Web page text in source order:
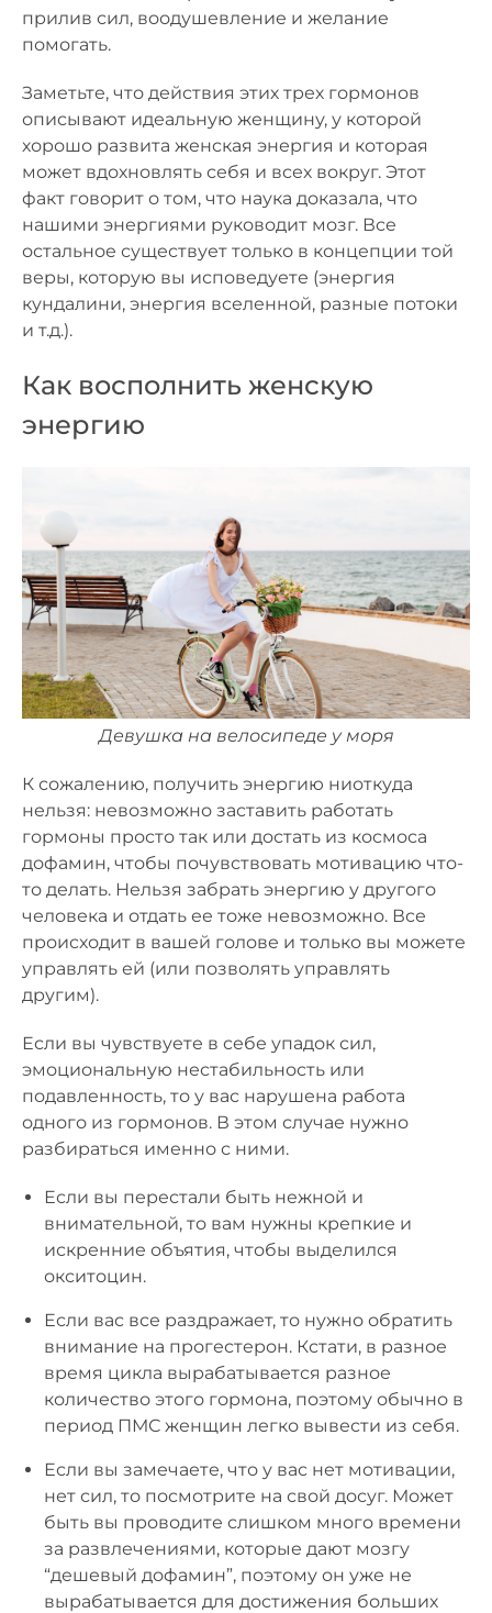
прилив сил, воодушевление и желание
помогать.
Заметьте, что действия этих трех гормонов
описывают идеальную женщину, у которой
хорошо развита женская энергия и которая
может вдохновлять себя и всех вокруг. Этот
факт говорит о том, что наука доказала, что
нашими энергиями руководит мозг. Все
остальное существует только в концепции той
веры, которую вы исповедуете (энергия
кундалини, энергия вселенной, разные потоки
и т.д.).⠀
Как восполнить женскую
энергию
Девушка на велосипеде у моря
К сожалению, получить энергию ниоткуда
нельзя: невозможно заставить работать
гормоны просто так или достать из космоса
дофамин, чтобы почувствовать мотивацию что-
то делать. Нельзя забрать энергию у другого
человека и отдать ее тоже невозможно. Все
происходит в вашей голове и только вы можете
управлять ей (или позволять управлять
другим).
Если вы чувствуете в себе упадок сил,
эмоциональную нестабильность или
подавленность, то у вас нарушена работа
одного из гормонов. В этом случае нужно
разбираться именно с ними.
Если вы перестали быть нежной и
внимательной, то вам нужны крепкие и
искренние объятия, чтобы выделился
окситоцин.
Если вас все раздражает, то нужно обратить
внимание на прогестерон. Кстати, в разное
время цикла вырабатывается разное
количество этого гормона, поэтому обычно в
период ПМС женщин легко вывести из себя.
Если вы замечаете, что у вас нет мотивации,
нет сил, то посмотрите на свой досуг. Может
быть вы проводите слишком много времени
за развлечениями, которые дают мозгу
“дешевый дофамин”, поэтому он уже не
вырабатывается для достижения больших